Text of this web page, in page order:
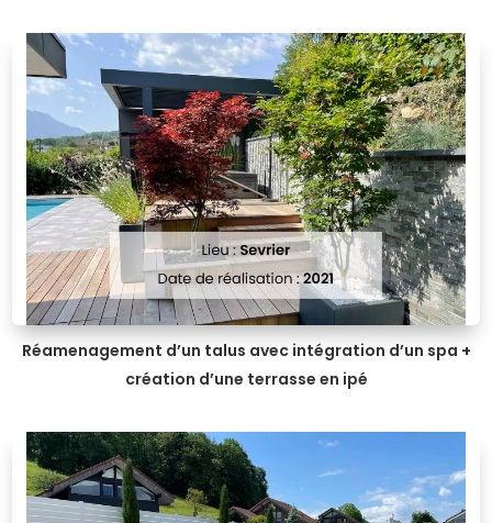
Réamenagement d’un talus avec intégration d’un spa +
création d’une terrasse en ipé